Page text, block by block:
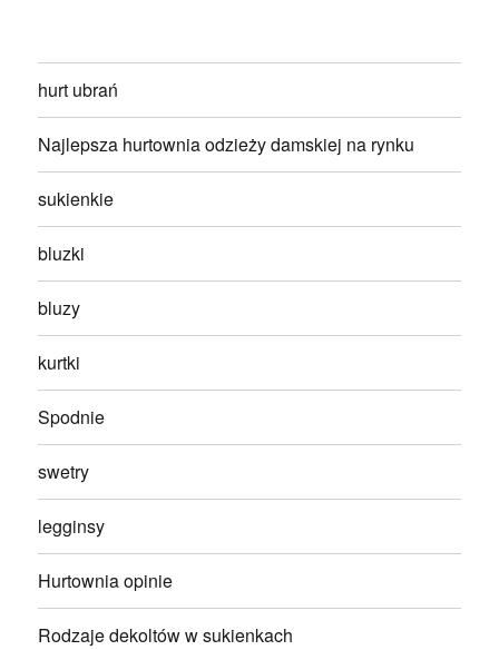
hurt ubrań
Najlepsza hurtownia odzieży damskiej na rynku
sukienkie
bluzki
bluzy
kurtki
Spodnie
swetry
legginsy
Hurtownia opinie
Rodzaje dekoltów w sukienkach